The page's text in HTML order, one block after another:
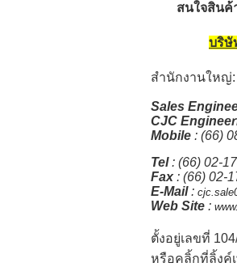
สนใจสินค้
บริษั
สำนักงานใหญ่:
Sales
CJC
Mobile : (66)
Tel: (66) 02-
Fax : (66) 02-
E-Mail:
Web Site :
ตั้งอยู่เลขที่
หรือคลิ้กที่ลิ้งค์